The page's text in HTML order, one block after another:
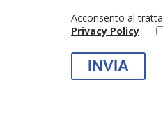
Acconsento al
Privacy Policy